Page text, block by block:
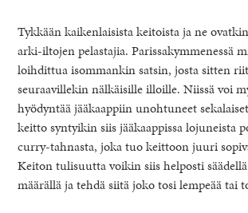
Tykkään kaikenlaisista keitoista ja ne
arki-iltojen pelastajia. Parissakymmenessä
loihdittua isommankin satsin, josta sitten
seuraavillekin nälkäisille illoille. Niissä voi
hyödyntää jääkaappiin unohtuneet
keitto syntyikin siis jääkaappissa lojuneista
curry-tahnasta, joka tuo keittoon juuri
Keiton tulisuutta voikin siis helposti
määrällä ja tehdä siitä joko tosi lempeää tai